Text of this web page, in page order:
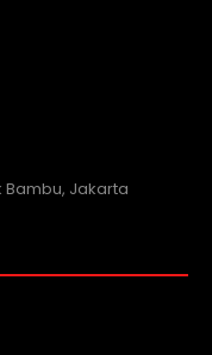
Bambu, Jakarta